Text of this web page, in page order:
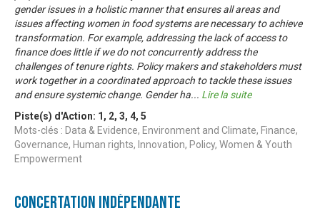
gender issues in a holistic manner that ensures all areas and
issues affecting women in food systems are necessary to achieve
transformation. For example, addressing the lack of access to
finance does little if we do not concurrently address the
challenges of tenure rights. Policy makers and stakeholders must
work together in a coordinated approach to tackle these issues
and ensure systemic change. Gender ha... Lire la suite
Piste(s) d'Action: 1 , 2, 3, 4, 5
Mots-clés : Data & Evidence, Environment and Climate, Finance,
Governance, Human rights, Innovation, Policy, Women & Youth
Empowerment
Concertation Indépendante